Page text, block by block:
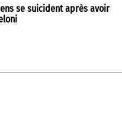
se suicident après avoir